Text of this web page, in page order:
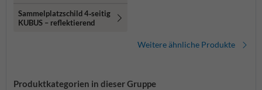
Sammelplatzschild 4‑seitig
KUBUS – reflektierend
Weitere ähnliche Produkte
Produktkategorien in dieser Gruppe